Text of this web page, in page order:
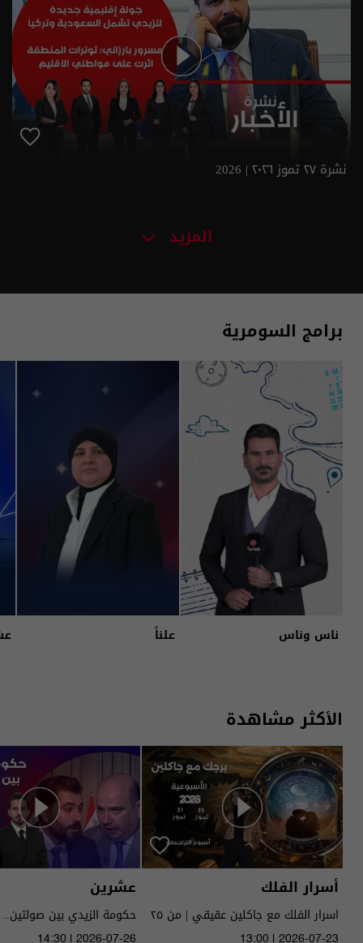
نشرة ٢٧ تموز ٢٠٢٦ | 2026
المزيد
برامج السومرية
ناس وناس علناً
الأكثر مشاهدة
أسرار الفلك
اسرار الفلك مع جاكلين عقيقي | من ٢٥
الى ٣١ تموز ٢٠٢٦ | 2026
13:00 | 2026-07-23
عشرين
حكومة الزيدي بين
14:30 | 2026-07-26